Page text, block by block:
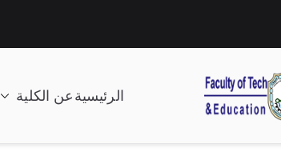
الرئيسية عن الكلية